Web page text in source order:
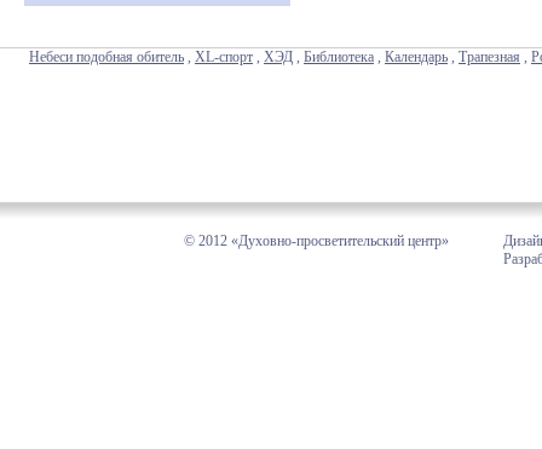
Небеси подобная обитель , XL-спорт , ХЭД , Библиотека , Календарь , Трапезная ,
© 2012 «Духовно-просветительский центр»